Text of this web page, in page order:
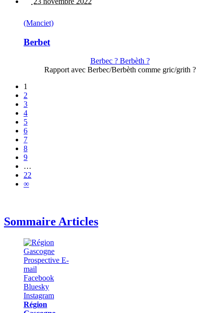
(Manciet)
Berbet
Berbec ? Berbèth ?
Rapport avec Berbec/Berbèth comme gric/grith ?
1
2
3
4
5
6
7
8
9
…
22
∞
Sommaire Articles
Région